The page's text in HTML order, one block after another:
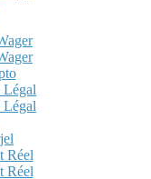
Légal
Légal
Réel
Réel